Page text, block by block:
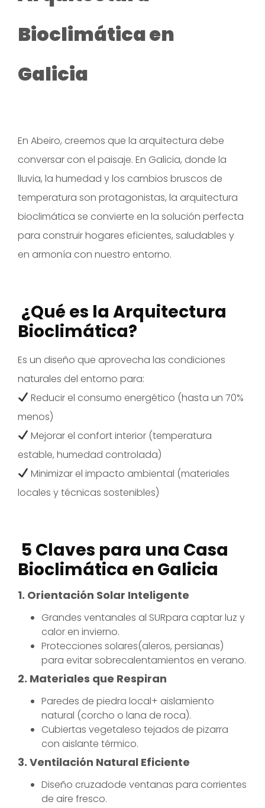
Bioclimática en
Galicia
En Abeiro, creemos que la arquitectura debe
conversar con el paisaje. En Galicia, donde la
lluvia, la humedad y los cambios bruscos de
temperatura son protagonistas, la arquitectura
bioclimática se convierte en la solución perfecta
para construir hogares eficientes, saludables y
en armonía con nuestro entorno.
¿Qué es la Arquitectura
Bioclimática?
Es un diseño que aprovecha las condiciones
naturales del entorno para:
Reducir el consumo energético (hasta un 70%
menos)
Mejorar el confort interior (temperatura
estable, humedad controlada)
Minimizar el impacto ambiental (materiales
locales y técnicas sostenibles)
5 Claves para una Casa
Bioclimática en Galicia
1. Orientación Solar Inteligente
Grandes ventanales al SURpara captar luz y
calor en invierno.
Protecciones solares(aleros, persianas)
para evitar sobrecalentamientos en verano.
2. Materiales que Respiran
Paredes de piedra local+ aislamiento
natural (corcho o lana de roca).
Cubiertas vegetaleso tejados de pizarra
con aislante térmico.
3. Ventilación Natural Eficiente
Diseño cruzadode ventanas para corrientes
de aire fresco.